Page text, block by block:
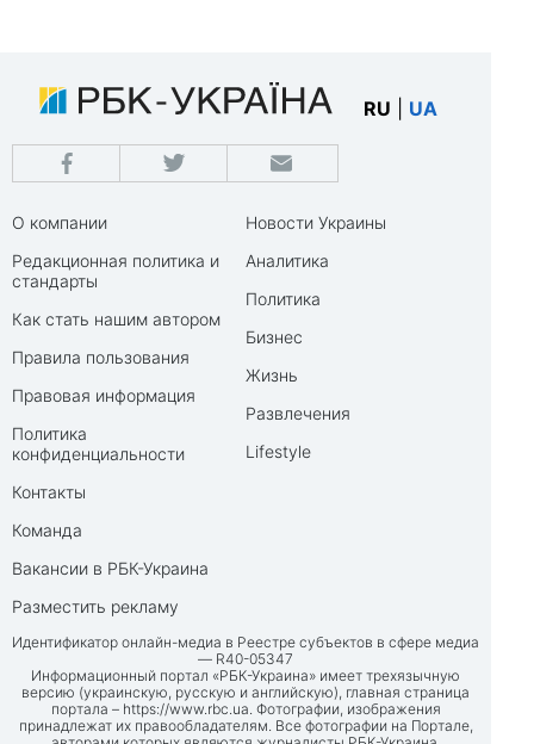
RU UA
О компании
Редакционная политика и
стандарты
Как стать нашим автором
Правила пользования
Правовая информация
Политика
конфиденциальности
Контакты
Команда
Вакансии в РБК-Украина
Разместить рекламу
Новости Украины
Аналитика
Политика
Бизнес
Жизнь
Развлечения
Lifestyle
Идентификатор онлайн-медиа в Реестре субъектов в сфере медиа
— R40-05347
Информационный портал «РБК-Украина» имеет трехязычную
версию (украинскую, русскую и английскую), главная страница
портала – https://www.rbc.ua. Фотографии, изображения
принадлежат их правообладателям. Все фотографии на Портале,